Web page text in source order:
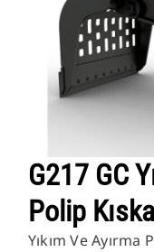
G217 GC
Polip
Yıkım Ve Ayırma